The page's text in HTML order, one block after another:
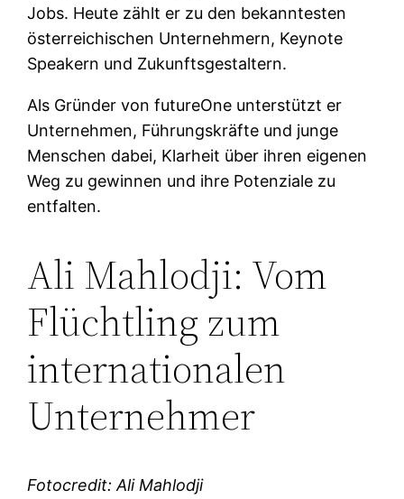
Jobs. Heute zählt er zu den bekanntesten
österreichischen Unternehmern, Keynote
Speakern und Zukunftsgestaltern.
Als Gründer von futureOne unterstützt er
Unternehmen, Führungskräfte und junge
Menschen dabei, Klarheit über ihren eigenen
Weg zu gewinnen und ihre Potenziale zu
entfalten.
Ali Mahlodji: Vom
Flüchtling zum
internationalen
Unternehmer
Fotocredit: Ali Mahlodji